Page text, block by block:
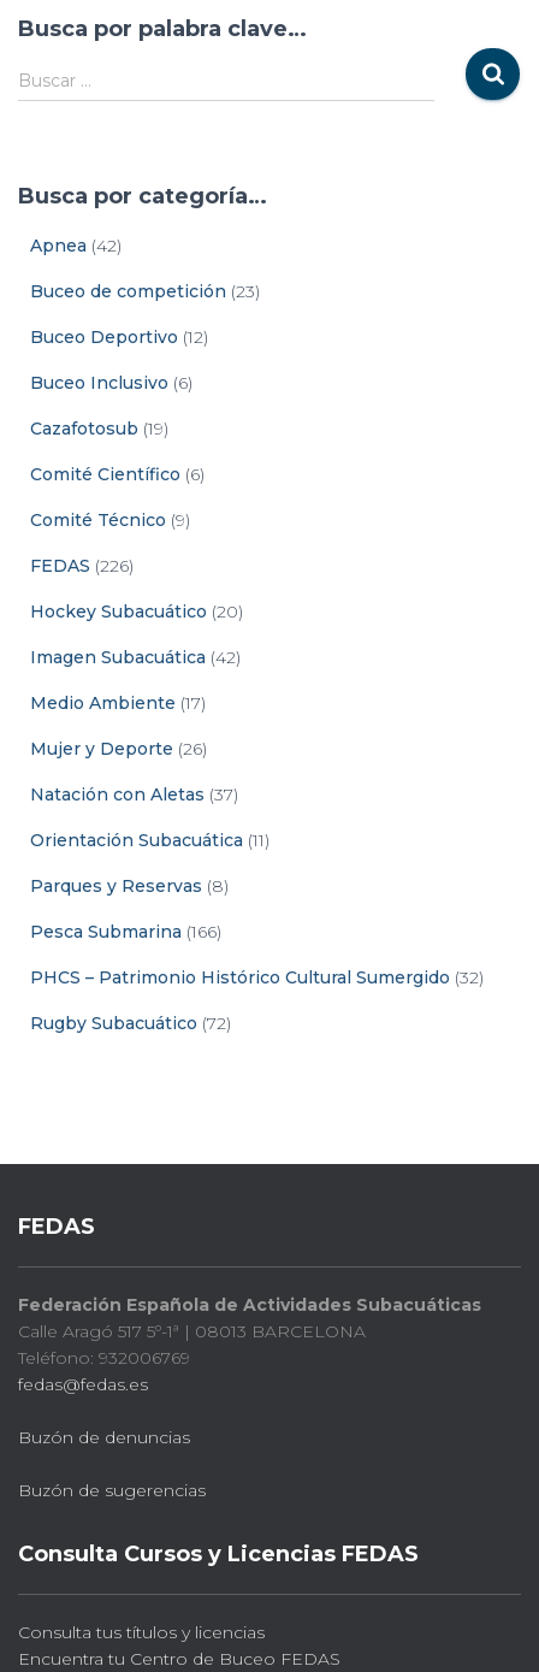
Busca por palabra clave…
Buscar …
Busca por categoría…
Apnea (42)
Buceo de competición (23)
Buceo Deportivo (12)
Buceo Inclusivo (6)
Cazafotosub (19)
Comité Científico (6)
Comité Técnico (9)
FEDAS (226)
Hockey Subacuático (20)
Imagen Subacuática (42)
Medio Ambiente (17)
Mujer y Deporte (26)
Natación con Aletas (37)
Orientación Subacuática (11)
Parques y Reservas (8)
Pesca Submarina (166)
PHCS – Patrimonio Histórico Cultural Sumergido (32)
Rugby Subacuático (72)
FEDAS
Federación Española de Actividades Subacuáticas
Calle Aragó 517 5º-1ª | 08013 BARCELONA
Teléfono: 932006769
fedas@fedas.es
Buzón de denuncias
Buzón de sugerencias
Consulta Cursos y Licencias FEDAS
Consulta tus títulos y licencias
Encuentra tu Centro de Buceo FEDAS